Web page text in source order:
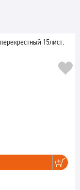
15лист.